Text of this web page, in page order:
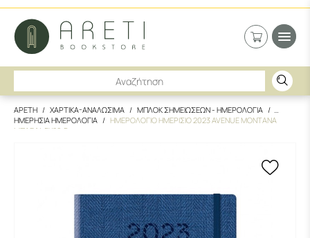
ΑΡΕΤΗ ΧΑΡΤΙΚΑ-ΑΝΑΛΩΣΙΜΑ
ΜΠΛΟΚ ΣΗΜΕΙΩΣΕΩΝ - ΗΜΕΡΟΛΟΓΙΑ
ΗΜΕΡΗΣΙΑ ΗΜΕΡΟΛΟΓΙΑ
ΗΜΕΡΟΛΟΓΙΟ ΗΜΕΡΙΣΙΟ 2023 AVENUE MONTANA
ΜΠΛΕ 14.5Χ20.5